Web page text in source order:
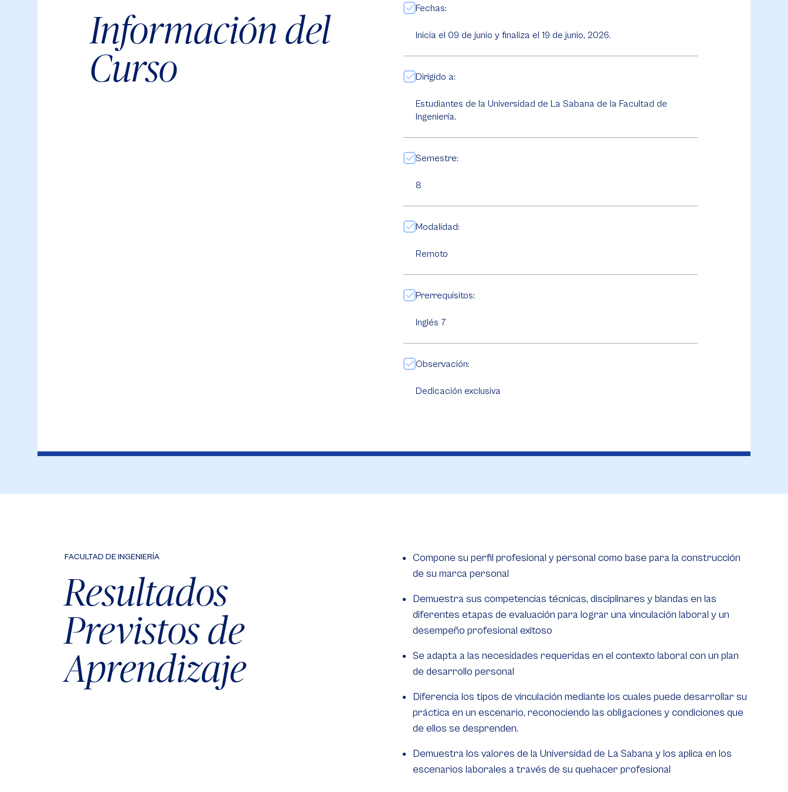
Información del
Curso
Fechas:
Inicia el 09 de junio y finaliza el 19 de junio, 2026.
Dirigido a:
Estudiantes de la Universidad de La Sabana de la Facultad de
Ingeniería.
Semestre:
8
Modalidad:
Remoto
Prerrequisitos:
Inglés 7
Observación:
Dedicación exclusiva
FACULTAD DE INGENIERÍA
Resultados
Previstos de
Aprendizaje
Compone su perfil profesional y personal como base para la construcción
de su marca personal
Demuestra sus competencias técnicas, disciplinares y blandas en las
diferentes etapas de evaluación para lograr una vinculación laboral y un
desempeño profesional exitoso
Se adapta a las necesidades requeridas en el contexto laboral con un plan
de desarrollo personal
Diferencia los tipos de vinculación mediante los cuales puede desarrollar su
práctica en un escenario, reconociendo las obligaciones y condiciones que
de ellos se desprenden.
Demuestra los valores de la Universidad de La Sabana y los aplica en los
escenarios laborales a través de su quehacer profesional